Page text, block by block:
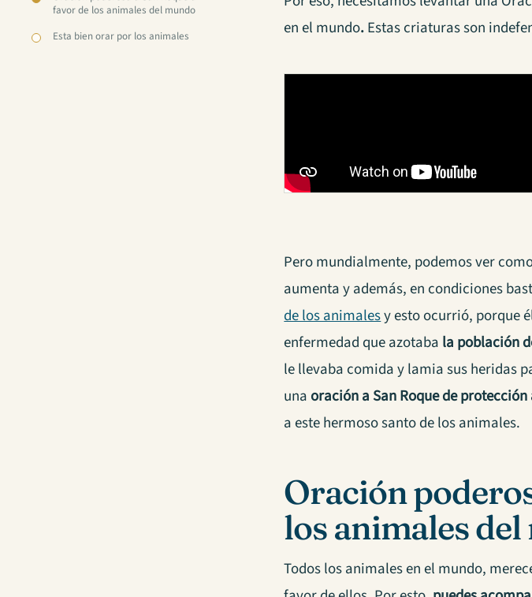
favor de los animales del mundo
Esta bien orar por los animales
en el mundo.Estas criaturas son
Pero mundialmente, podemos ver
aumenta y además, en condiciones
de los animalesy esto ocurrió, porque
enfermedad que azotaba la población
le llevaba comida y lamia sus heridas
una oración a San Roque de
a este hermoso santo de los animales.
Oración
los animales
Todos los animales en el mundo,